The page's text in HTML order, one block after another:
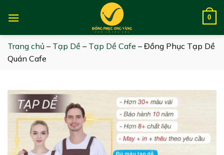
0
Trang chủ – Tạp Dề – Tạp Dề Cafe – Đồng Phục Tạp Dề
Quán Cafe